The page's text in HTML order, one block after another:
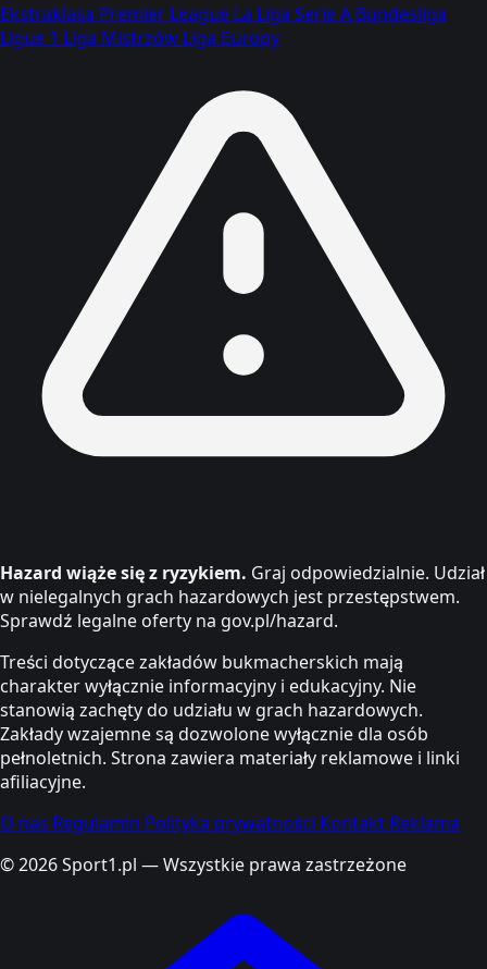
Ekstraklasa Premier League La Liga Serie A Bundesliga
Ligue 1 Liga Mistrzów Liga Europy
Hazard wiąże się z ryzykiem. Graj odpowiedzialnie. Udział
w nielegalnych grach hazardowych jest przestępstwem.
Sprawdź legalne oferty na gov.pl/hazard.
Treści dotyczące zakładów bukmacherskich mają
charakter wyłącznie informacyjny i edukacyjny. Nie
stanowią zachęty do udziału w grach hazardowych.
Zakłady wzajemne są dozwolone wyłącznie dla osób
pełnoletnich. Strona zawiera materiały reklamowe i linki
afiliacyjne.
O nas Regulamin Polityka prywatności Kontakt Reklama
© 2026 Sport1.pl — Wszystkie prawa zastrzeżone